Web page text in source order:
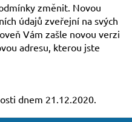
změnit. Novou
údajů zveřejní na svých
Vám zašle novou verzi
adresu, kterou jste
dnem 21.12.2020.